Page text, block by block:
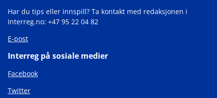
Har du tips eller innspill? Ta kontakt med redaksjonen i
Interreg.no: +47 95 22 04 82
E-post
Interreg på sosiale medier
Facebook
Twitter